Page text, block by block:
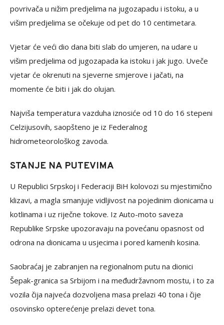
povrivača u nižim predjelima na jugozapadu i istoku, a u
višim predjelima se očekuje od pet do 10 centimetara.
Vjetar će veći dio dana biti slab do umjeren, na udare u
višim predjelima od jugozapada ka istoku i jak jugo. Uveče
vjetar će okrenuti na sjeverne smjerove i jačati, na
momente će biti i jak do olujan.
Najviša temperatura vazduha iznosiće od 10 do 16 stepeni
Celzijusovih, saopšteno je iz Federalnog
hidrometeorološkog zavoda.
STANJE NA PUTEVIMA
U Republici Srpskoj i Federaciji BiH kolovozi su mjestimično
klizavi, a magla smanjuje vidljivost na pojedinim dionicama u
kotlinama i uz riječne tokove. Iz Auto-moto saveza
Republike Srpske upozoravaju na povećanu opasnost od
odrona na dionicama u usjecima i pored kamenih kosina.
Saobraćaj je zabranjen na regionalnom putu na dionici
Šepak-granica sa Srbijom i na međudržavnom mostu, i to za
vozila čija najveća dozvoljena masa prelazi 40 tona i čije
osovinsko opterećenje prelazi devet tona.